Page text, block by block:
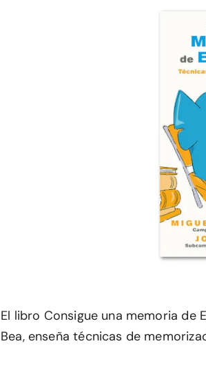
El libro Consigue una memoria de
Bea, enseña técnicas de